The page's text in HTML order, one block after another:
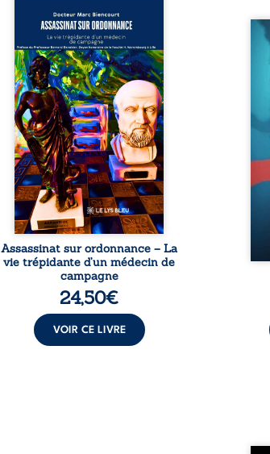
Assassinat sur ordonnance –
La vie trépidante d’un médecin
de campagne est la réédition
enrichie et actualisée du
témoignage du Docteur Marc
Biencourt, ancien médecin de
famille, qui revient sur son
parcours médical, syndical et
ordinal. Depuis septembre
2013, il raconte le long combat
qui l’a conduit à être écarté du
corps médical, malgré une
décision de première instance
Assassinat sur ordonnance – La
vie trépidante d’un médecin de
campagne
24,50€
VOIR CE LIVRE
en
tôt.